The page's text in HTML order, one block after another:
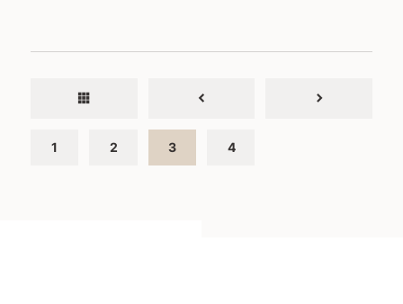
apps chevron_left chevron_right
1 2 3 4